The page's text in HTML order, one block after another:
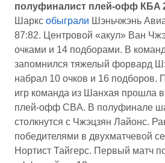
полуфиналист плей-офф КБA
Шаркс обыграли Шэньчжэнь
87:82. Центровой «акул» Ван
очками и 14 подборами. В
запомнился тяжелый форвард
набрал 10 очков и 16 подборов.
игр команда из Шанхая прошла
плей-офф CBA. В полуфинале
столкнутся с Чжэцзян Лайонс.
победителями в двухматчевой
Нортист Тайгерс. Первый матч